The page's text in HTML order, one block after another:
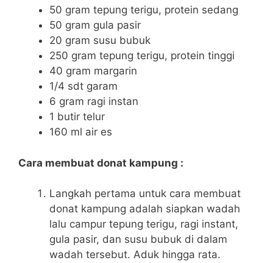
50 gram tepung terigu, protein sedang
50 gram gula pasir
20 gram susu bubuk
250 gram tepung terigu, protein tinggi
40 gram margarin
1/4 sdt garam
6 gram ragi instan
1 butir telur
160 ml air es
Cara membuat donat kampung :
Langkah pertama untuk cara membuat
donat kampung adalah siapkan wadah
lalu campur tepung terigu, ragi instant,
gula pasir, dan susu bubuk di dalam
wadah tersebut. Aduk hingga rata.